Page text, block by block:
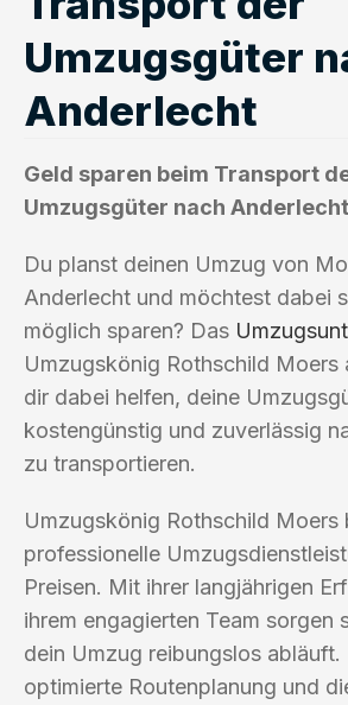
Umzugsgüter
Anderlecht
Geld sparen beim Transport
Umzugsgüter nach Anderlecht
Du planst deinen Umzug von
Anderlecht und möchtest dabei
möglich sparen? Das
Umzugskönig Rothschild Moers
dir dabei helfen, deine
kostengünstig und zuverlässig
zu transportieren.
Umzugskönig Rothschild Moers
professionelle
Preisen. Mit ihrer langjährigen
ihrem engagierten Team sorgen
dein Umzug reibungslos abläuft.
optimierte Routenplanung und